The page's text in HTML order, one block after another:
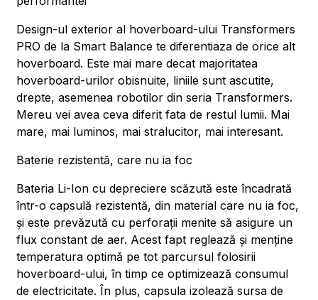
Design-ul exterior al hoverboard-ului Transformers
PRO de la Smart Balance te diferentiaza de orice alt
hoverboard. Este mai mare decat majoritatea
hoverboard-urilor obisnuite, liniile sunt ascutite,
drepte, asemenea robotilor din seria Transformers.
Mereu vei avea ceva diferit fata de restul lumii. Mai
mare, mai luminos, mai stralucitor, mai interesant.
Baterie rezistentă, care nu ia foc
Bateria Li-Ion cu depreciere scăzută este încadrată
într-o capsulă rezistentă, din material care nu ia foc,
și este prevăzută cu perforații menite să asigure un
flux constant de aer. Acest fapt reglează și menține
temperatura optimă pe tot parcursul folosirii
hoverboard-ului, în timp ce optimizează consumul
de electricitate. În plus, capsula izolează sursa de